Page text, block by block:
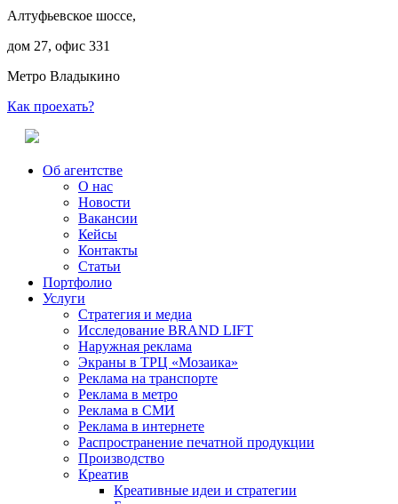
Алтуфьевское шоссе,
дом 27, офис 331
Метро Владыкино
Как проехать?
Об агентстве
О нас
Новости
Вакансии
Кейсы
Контакты
Статьи
Портфолио
Услуги
Стратегия и медиа
Исследование BRAND LIFT
Наружная реклама
Экраны в ТРЦ «Мозаика»
Реклама на транспорте
Реклама в метро
Реклама в СМИ
Реклама в интернете
Распространение печатной продукции
Производство
Креатив
Креативные идеи и стратегии